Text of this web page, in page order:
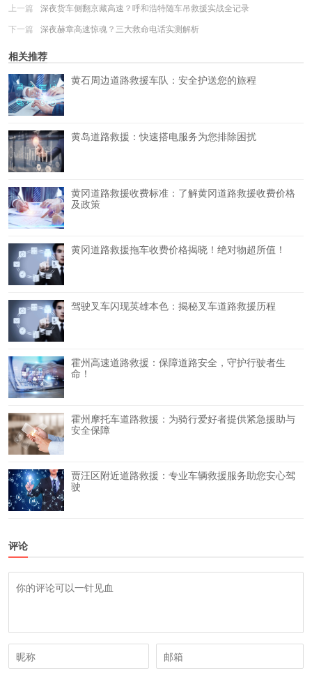
上一篇
深夜货车侧翻京藏高速？呼和浩特随车吊救援实战全记录
下一篇
深夜赫章高速惊魂？三大救命电话实测解析
相关推荐
黄石周边道路救援车队：安全护送您的旅程
黄岛道路救援：快速搭电服务为您排除困扰
黄冈道路救援收费标准：了解黄冈道路救援收费价格
及政策
黄冈道路救援拖车收费价格揭晓！绝对物超所值！
驾驶叉车闪现英雄本色：揭秘叉车道路救援历程
霍州高速道路救援：保障道路安全，守护行驶者生
命！
霍州摩托车道路救援：为骑行爱好者提供紧急援助与
安全保障
贾汪区附近道路救援：专业车辆救援服务助您安心驾
驶
评论